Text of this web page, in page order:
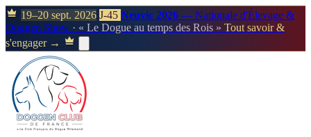
19–20 sept. 2026 J-45 Neuvic 2026 — Nationale d'Élevage &
Doggen Show · « Le Dogue au temps des Rois » Tout savoir &
s'engager →